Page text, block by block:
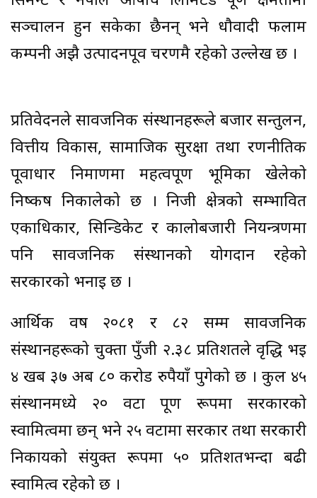
सञ्चालन हुन सकेका छैनन् भने धौवादी फलाम
कम्पनी अझै उत्पादनपूर्व चरणमै रहेको उल्लेख छ ।
प्रतिवेदनले सार्वजनिक संस्थानहरूले बजार सन्तुलन,
वित्तीय विकास, सामाजिक सुरक्षा तथा रणनीतिक
पूर्वाधार निर्माणमा महत्वपूर्ण भूमिका खेलेको
निष्कर्ष निकालेको छ । निजी क्षेत्रको सम्भावित
एकाधिकार, सिन्डिकेट र कालोबजारी नियन्त्रणमा
पनि सार्वजनिक संस्थानको योगदान रहेको
सरकारको भनाइ छ ।
आर्थिक वर्ष २०८१ र ८२ सम्म सार्वजनिक
संस्थानहरूको चुक्ता पुँजी २.३८ प्रतिशतले वृद्धि भई
४ खर्ब ३७ अर्ब ८० करोड रुपैयाँ पुगेको छ । कुल ४५
संस्थानमध्ये २० वटा पूर्ण रूपमा सरकारको
स्वामित्वमा छन् भने २५ वटामा सरकार तथा सरकारी
निकायको संयुक्त रूपमा ५० प्रतिशतभन्दा बढी
स्वामित्व रहेको छ ।